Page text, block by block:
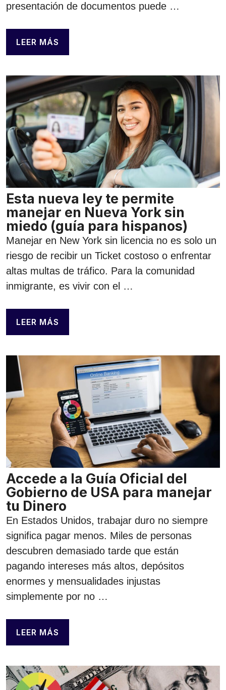
presentación de documentos puede …
LEER MÁS
Esta nueva ley te permite
manejar en Nueva York sin
miedo (guía para hispanos)
Manejar en New York sin licencia no es solo un
riesgo de recibir un Ticket costoso o enfrentar
altas multas de tráfico. Para la comunidad
inmigrante, es vivir con el …
LEER MÁS
Accede a la Guía Oficial del
Gobierno de USA para manejar
tu Dinero
En Estados Unidos, trabajar duro no siempre
significa pagar menos. Miles de personas
descubren demasiado tarde que están
pagando intereses más altos, depósitos
enormes y mensualidades injustas
simplemente por no …
LEER MÁS